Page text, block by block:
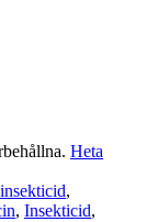
Heta
,
, Insekticid,